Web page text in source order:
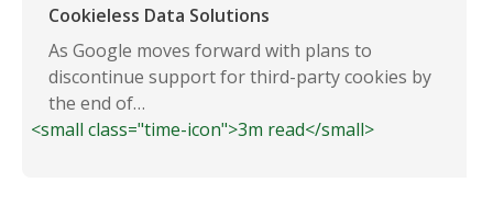
Cookieless Data Solutions
As Google moves forward with plans to
discontinue support for third-party cookies by
the end of…
<small class="time-icon">3m read</small>